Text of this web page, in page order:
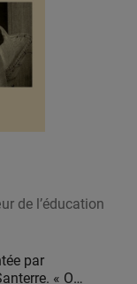
de l’éducation
par
« On